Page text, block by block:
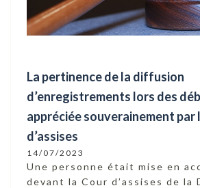
La pertinence de la diffusion
d’enregistrements lors des
appréciée souverainement par
d’assises
14/07/2023
Une personne était mise en
devant la Cour d’assises de la